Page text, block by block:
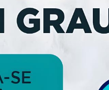
Tabelionato de Notas
Atos dos oficiais - Reg